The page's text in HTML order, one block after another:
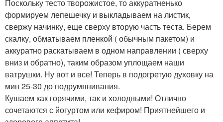
Поскольку тесто творожистое, то аккуратненько
формируем лепешечку и выкладываем на листик,
свержу начинку, еще сверху вторую часть теста. Берем
скалку, обматываем пленкой ( обычным пакетом) и
аккуратно раскатываем в одном направлении ( сверху
вниз и обратно), таким образом уплощаем наши
ватрушки. Ну вот и все! Теперь в подогретую духовку на
мин 25-30 до подрумянивания.
Кушаем как горячими, так и холодными! Отлично
сочетаются с йогуртом или кефиром! Приятнейшего и